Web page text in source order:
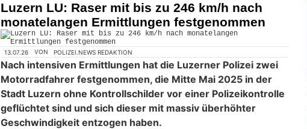
Luzern LU: Raser mit bis zu 246 km/h nach
monatelangen Ermittlungen festgenommen
13.07.26 VON POLIZEI.NEWS REDAKTION
Nach intensiven Ermittlungen hat die Luzerner Polizei zwei
Motorradfahrer festgenommen, die Mitte Mai 2025 in der
Stadt Luzern ohne Kontrollschilder vor einer Polizeikontrolle
geflüchtet sind und sich dieser mit massiv überhöhter
Geschwindigkeit entzogen haben.